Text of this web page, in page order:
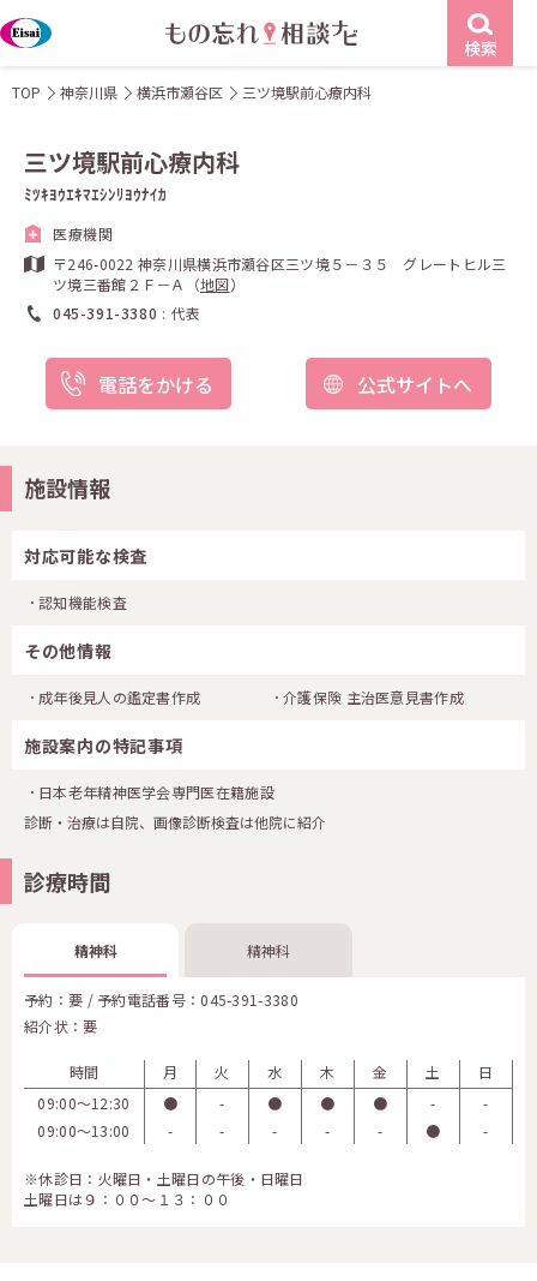
検索
TOP 神奈川県 横浜市瀬谷区 三ツ境駅前心療内科
三ツ境駅前心療内科
ﾐﾂｷﾖｳｴｷﾏｴｼﾝﾘﾖｳﾅｲｶ
医療機関
〒246-0022 神奈川県横浜市瀬谷区三ツ境５－３５ グレートヒル三
ツ境三番館２Ｆ－Ａ（地図）
045-391-3380
代表
電話をかける 公式サイトへ
施設情報
対応可能な検査
認知機能検査
その他情報
成年後見人の鑑定書作成 介護保険 主治医意見書作成
施設案内の特記事項
日本老年精神医学会専門医在籍施設
診断・治療は自院、画像診断検査は他院に紹介
診療時間
精神科 精神科
予約：要 / 予約電話番号： 045-391-3380
紹介状：要
時間 月 火 水 木 金 土
日
09:00〜12:30
● - ● ● ● -
-
09:00〜13:00
- - - - - ● -
※休診日：火曜日・土曜日の午後・日曜日
土曜日は９：００～１３：００